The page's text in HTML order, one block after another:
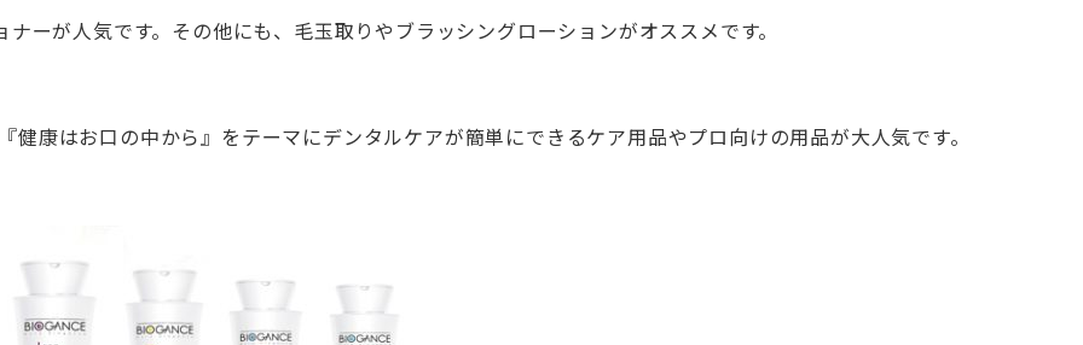
ーが人気です。その他にも、毛玉取りやブラッシングローションがオススメです。
康はお口の中から』をテーマにデンタルケアが簡単にできるケア用品やプロ向けの用品が大人気です。